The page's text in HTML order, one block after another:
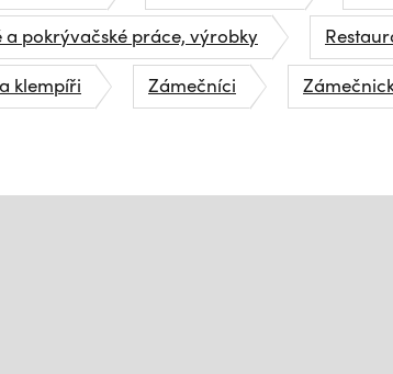
a pokrývačské práce, výrobky
klempíři
Zámečníci